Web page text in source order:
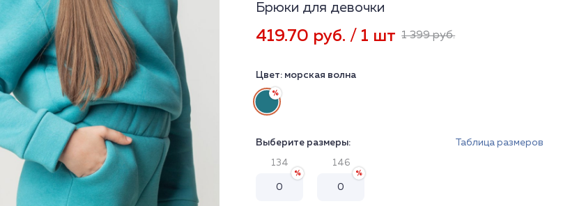
Брюки для девочки
419.70 руб. / 1 шт 1 399 руб.
Цвет: морская волна
Выберите размеры: Таблица размеров
134 146